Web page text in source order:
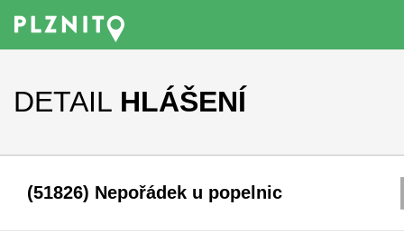
DETAIL HLÁŠENÍ
(51826) Nepořádek u popelnic